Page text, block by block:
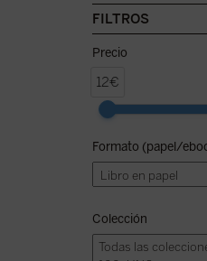
FILTROS
Precio
12€
Formato (papel/
Colección